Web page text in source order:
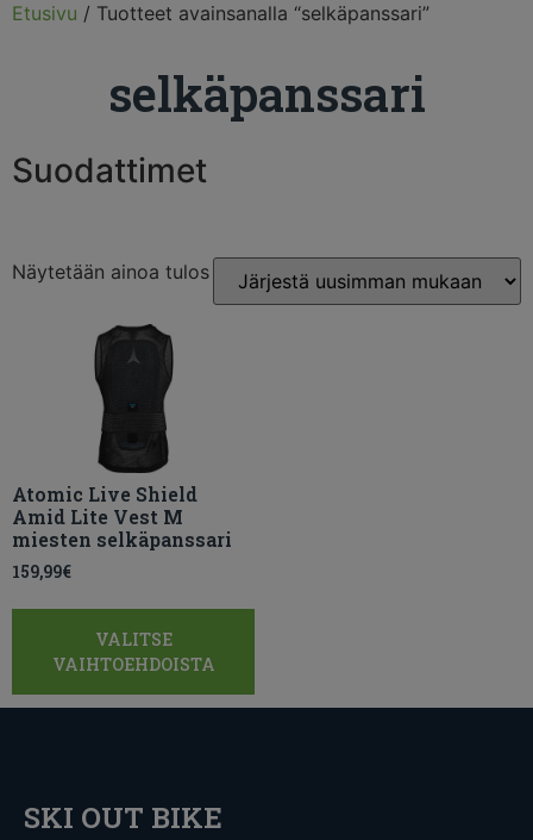
Etusivu / Tuotteet avainsanalla “selkäpanssari”
selkäpanssari
Suodattimet
Näytetään ainoa tulos
Atomic Live Shield
Amid Lite Vest M
miesten selkäpanssari
159,99€
VALITSE
VAIHTOEHDOISTA
SKI OUT BIKE